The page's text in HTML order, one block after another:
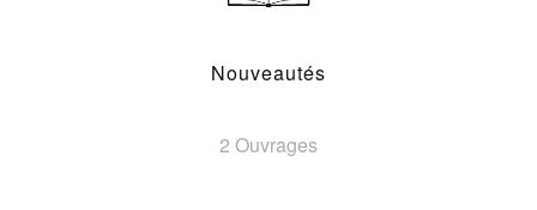
Nouveautés
2 Ouvrages